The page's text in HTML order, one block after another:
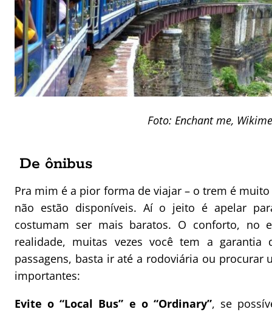
Foto: Enchant me,
De ônibus
Pra mim é a pior forma de viajar – o trem é
não estão disponíveis. Aí o jeito é apelar
costumam ser mais baratos. O conforto, no
realidade, muitas vezes você tem a garantia
passagens, basta ir até a rodoviária ou procurar
importantes:
Evite o “Local Bus” e o “Ordinary”, se